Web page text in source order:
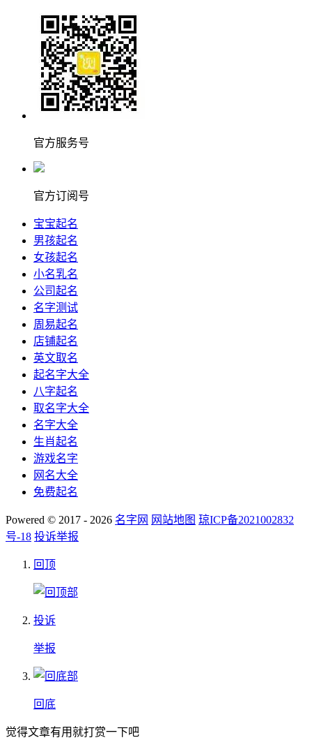
官方服务号
官方订阅号
宝宝起名
男孩起名
女孩起名
小名乳名
公司起名
名字测试
周易起名
店铺起名
英文取名
起名字大全
八字起名
取名字大全
名字大全
生肖起名
游戏名字
网名大全
免费起名
Powered © 2017 - 2026 名字网 网站地图 琼ICP备2021002832
号-18 投诉举报
回顶
投诉
举报
回底
觉得文章有用就打赏一下吧